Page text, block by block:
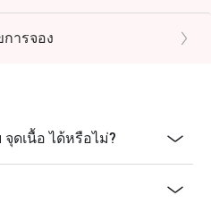
ารจอง
ดเนื้อ ได้หรือไม่?